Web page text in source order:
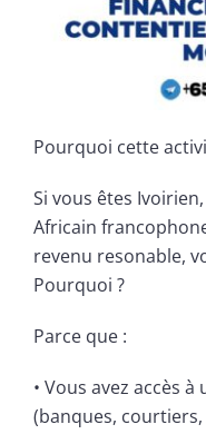
Pourquoi cette
Si vous êtes
Africain
revenu resonable,
Pourquoi ?
Parce que :
• Vous avez accès
(banques,